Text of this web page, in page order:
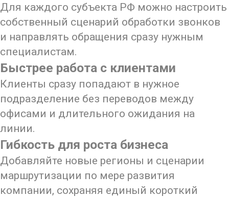
Для каждого субъекта РФ можно настроить
собственный сценарий обработки звонков
и направлять обращения сразу нужным
специалистам.
Быстрее работа с клиентами
Клиенты сразу попадают в нужное
подразделение без переводов между
офисами и длительного ожидания на
линии.
Гибкость для роста бизнеса
Добавляйте новые регионы и сценарии
маршрутизации по мере развития
компании, сохраняя единый короткий